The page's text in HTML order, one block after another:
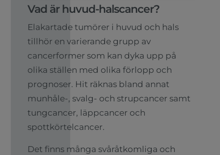
Vad är huvud-halscancer?
Elakartade tumörer i huvud och hals
tillhör en varierande grupp av
cancerformer som kan dyka upp på
olika ställen med olika förlopp och
prognoser. Hit räknas bland annat
munhåle-, svalg- och strupcancer samt
tungcancer, läppcancer och
spottkörtelcancer.
Det finns många svåråtkomliga och